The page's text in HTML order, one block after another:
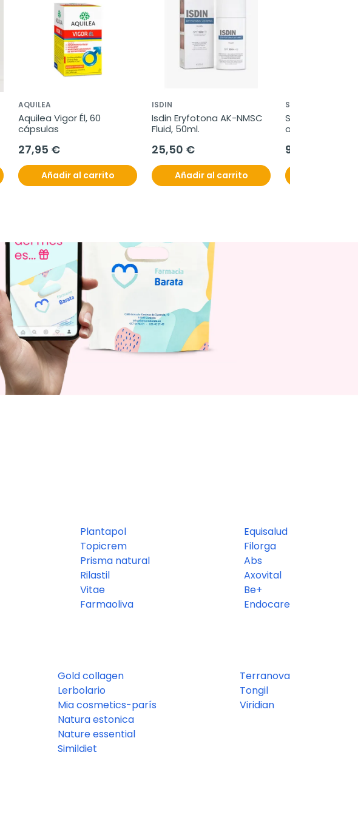
AQUILEA
Aquilea Vigor Él, 60
cápsulas
27,95 €
Añadir al carrito
ISDIN
Isdin Eryfotona AK-NMSC
Fluid, 50ml.
25,50 €
Añadir al carrito
SYSTANE
Systane ultra
oftálmicas
9,75 €
Plantapol
Topicrem
Prisma natural
Rilastil
Vitae
Farmaoliva
Equisalud
Filorga
Abs
Axovital
Be+
Endocare
Gold collagen
Lerbolario
Mia cosmetics-parís
Natura estonica
Nature essential
Simildiet
Terranova
Tongil
Viridian